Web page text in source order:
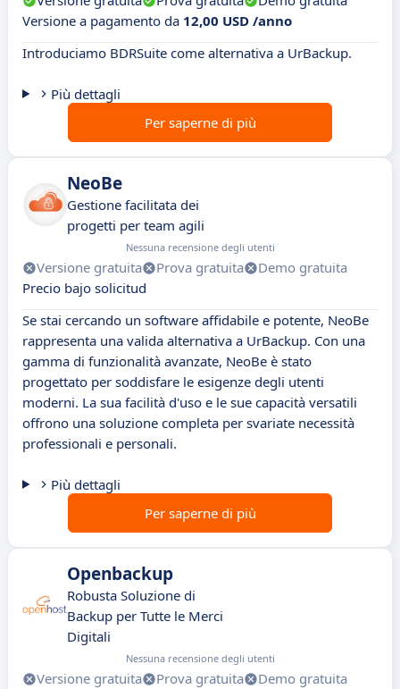
Versione a pagamento da 12,00 USD /anno
Introduciamo BDRSuite come alternativa a UrBackup.
Più dettagli
Per saperne di più
NeoBe
Gestione facilitata dei
progetti per team agili
Nessuna recensione degli utenti
Versione gratuita Prova gratuita
Demo gratuita
Precio bajo solicitud
Se stai cercando un software affidabile e potente, NeoBe
rappresenta una valida alternativa a UrBackup. Con una
gamma di funzionalità avanzate, NeoBe è stato
progettato per soddisfare le esigenze degli utenti
moderni. La sua facilità d'uso e le sue capacità versatili
offrono una soluzione completa per svariate necessità
professionali e personali.
Più dettagli
Per saperne di più
Openbackup
Robusta Soluzione di
Backup per Tutte le Merci
Digitali
Nessuna recensione degli utenti
Versione gratuita Prova gratuita
Demo gratuita